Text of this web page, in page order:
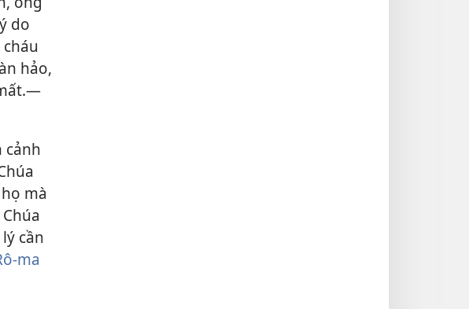
do
hảo,
cảnh
mà
cần
ma